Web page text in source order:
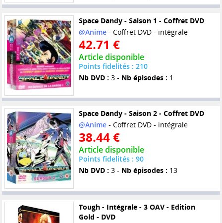
Space Dandy - Saison 1 - Coffret DVD
@Anime- Coffret DVD - intégrale
42.71 €
Article disponible
Points fidelités : 210
Nb DVD : 3 - Nb épisodes : 1
Space Dandy - Saison 2 - Coffret DVD
@Anime- Coffret DVD - intégrale
38.44 €
Article disponible
Points fidelités : 90
Nb DVD : 3 - Nb épisodes : 13
Tough - Intégrale - 3 OAV - Edition
Gold - DVD